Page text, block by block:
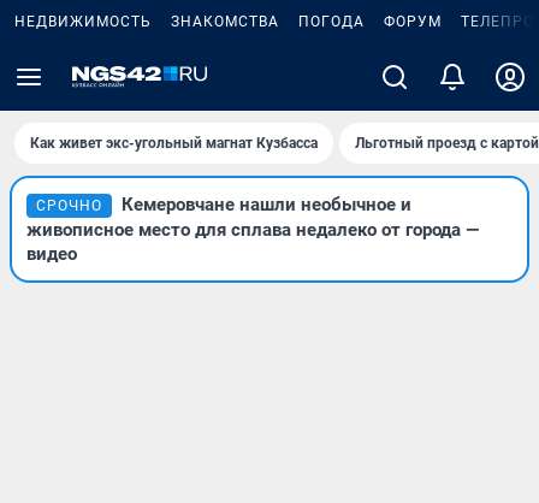
НЕДВИЖИМОСТЬ ЗНАКОМСТВА ПОГОДА ФОРУМ
Как живет экс-угольный магнат Кузбасса Льготный проезд с
СРОЧНО
Кемеровчане нашли необычное и
живописное место для сплава недалеко от города —
видео